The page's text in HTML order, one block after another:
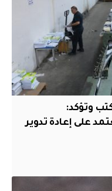
وتؤكد:
على إعادة تدوير